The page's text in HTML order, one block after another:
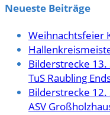
Neueste Beiträge
Weihnachtsfeier
Bilderstrecke 13.
TuS Raubling
Bilderstrecke 12.
ASV